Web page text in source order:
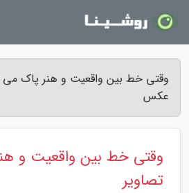
وقتی خط بین واقعیت و هنر پاک می
عکس
وقتی خط بین واقعیت و
تصاویر